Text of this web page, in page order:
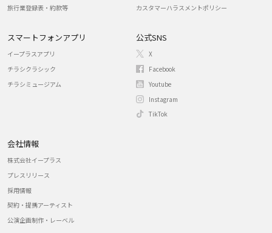
旅行業登録表・約款等
カスタマーハラスメントポリシー
スマートフォンアプリ
イープラスアプリ
チラシクラシック
チラシミュージアム
公式SNS
X
Facebook
Youtube
Instagram
TikTok
会社情報
株式会社イープラス
プレスリリース
採用情報
契約・提携アーティスト
公演企画制作・レーベル